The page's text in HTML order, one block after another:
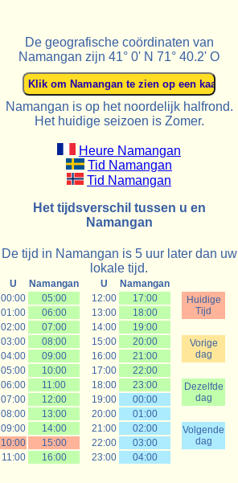
De geografische coördinaten van
Namangan zijn 41° 0' N 71° 40.2' O
Namangan is op het noordelijk halfrond.
Het huidige seizoen is Zomer.
Heure Namangan
Tid Namangan
Tid Namangan
Het tijdsverschil tussen u en
Namangan
De tijd in Namangan is 5 uur later dan uw
lokale tijd.
U Namangan U
Namangan
00:00
05:00 12:00 17:00
Huidige
Tijd
01:00 06:00 13:00
18:00
02:00
07:00 14:00
19:00
03:00
08:00 15:00 20:00
Vorige
dag
04:00 09:00 16:00
21:00
05:00
10:00 17:00
22:00
06:00
11:00 18:00 23:00
Dezelfde
dag
07:00 12:00 19:00
00:00
08:00
13:00 20:00
01:00
09:00
14:00 21:00 02:00
Volgende
dag
10:00 15:00 22:00
03:00
11:00
16:00 23:00 04:00